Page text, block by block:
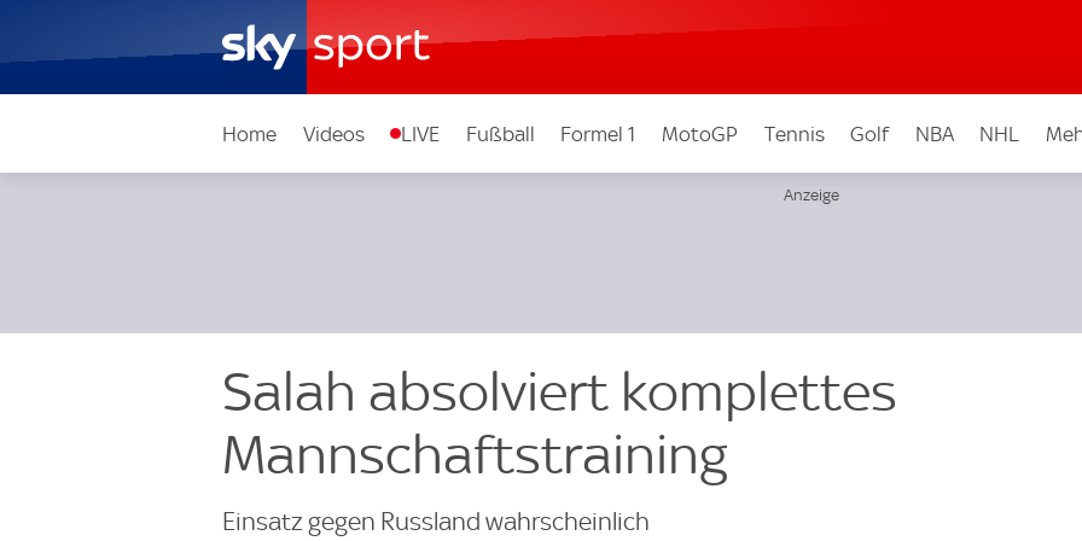
Home Videos LIVE Fußball Formel 1 MotoGP Tennis Golf NBA NHL
Salah absolviert komplettes
Mannschaftstraining
Einsatz gegen Russland wahrscheinlich